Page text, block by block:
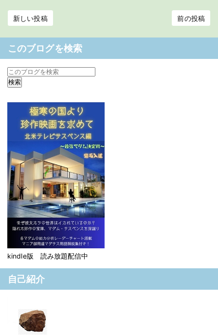
新しい投稿 前の投稿
このブログを検索
kindle版 読み放題配信中
自己紹介